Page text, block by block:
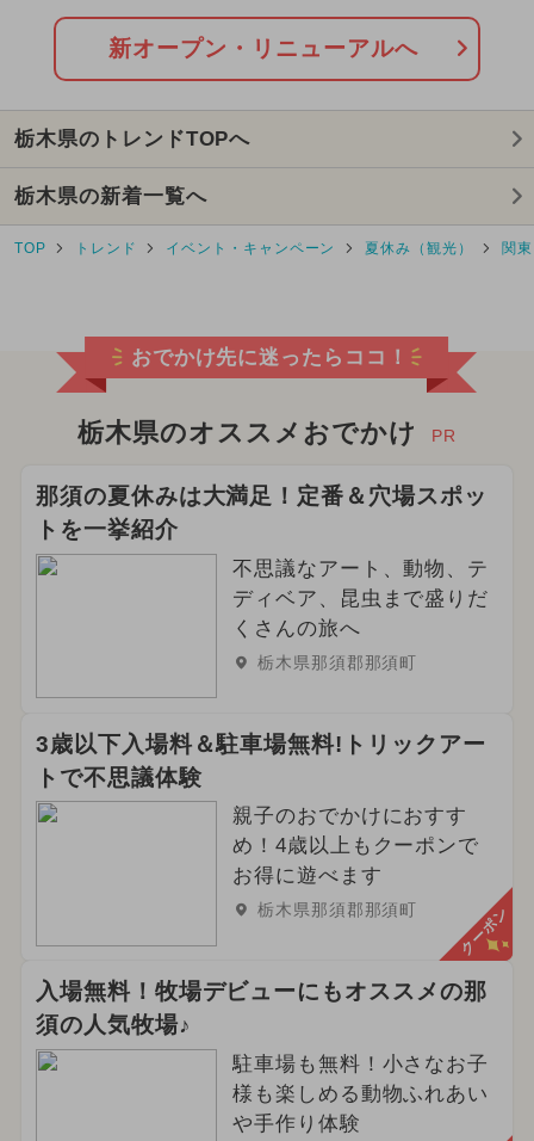
都民の日・県民の日・市民の日
2024年11月のイベント
2025年8月のイベント
2025年10月のイベント
2025年9月のイベント
2025年12月のイベント
2024年5月のイベント 絶景
2026年5月のイベント
2024年2月のイベント
2024年4月のイベント
2024年12月のイベント
2026年4月のイベント
2024年8月のイベント
2024年6月のイベント
2024年10月のイベント
2025年4月のイベント
2024年3月のイベント
2024年9月のイベント
新オープン・リニューアルへ
栃木県のトレンドTOPへ
栃木県の新着一覧へ
TOP トレンド イベント・キャンペーン 夏休み（観光） 関東
おでかけ先に迷ったらココ！
栃木県のオススメおでかけ PR
那須の夏休みは大満足！定番＆穴場スポッ
トを一挙紹介
不思議なアート、動物、テ
ディベア、昆虫まで盛りだ
くさんの旅へ
栃木県那須郡那須町
3歳以下入場料＆駐車場無料!トリックアー
トで不思議体験
親子のおでかけにおすす
め！4歳以上もクーポンで
お得に遊べます
栃木県那須郡那須町 クーポン
入場無料！牧場デビューにもオススメの那
須の人気牧場♪
駐車場も無料！小さなお子
様も楽しめる動物ふれあい
や手作り体験